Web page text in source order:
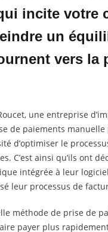
incite votre
un
vers la
une entreprise
de paiements
d’optimiser le
C’est ainsi qu’ils ont
intégrée à leur
leur processus de
méthode de prise de
payer plus